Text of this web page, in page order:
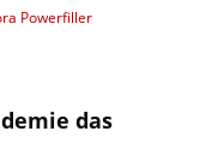
Powerfiller
das